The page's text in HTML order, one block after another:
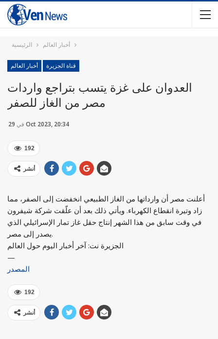
الرئيسية أخبار العالم
أخبار العالم قناة الجزيرة
العدوان على غزة يتسب بتراجع واردات
مصر من الغاز للصفر
في 29 Oct 2023, 20:34
192
أنشر
أعلنت مصر أن وارداتها من الغاز الطبيعي انخفضت إلى الصفر، مما
زاد وتيرة انقطاع الكهرباء. ويأتي ذلك بعد أن علّقت شركة شيفرون
في وقت سابق من هذا الشهر إنتاج حقل غاز تمار الإسرائيلي الذي
يصدر إلى مصر.
الجزيرة نت: آخر أخبار اليوم حول العالم
—
المصدر
192
أنشر